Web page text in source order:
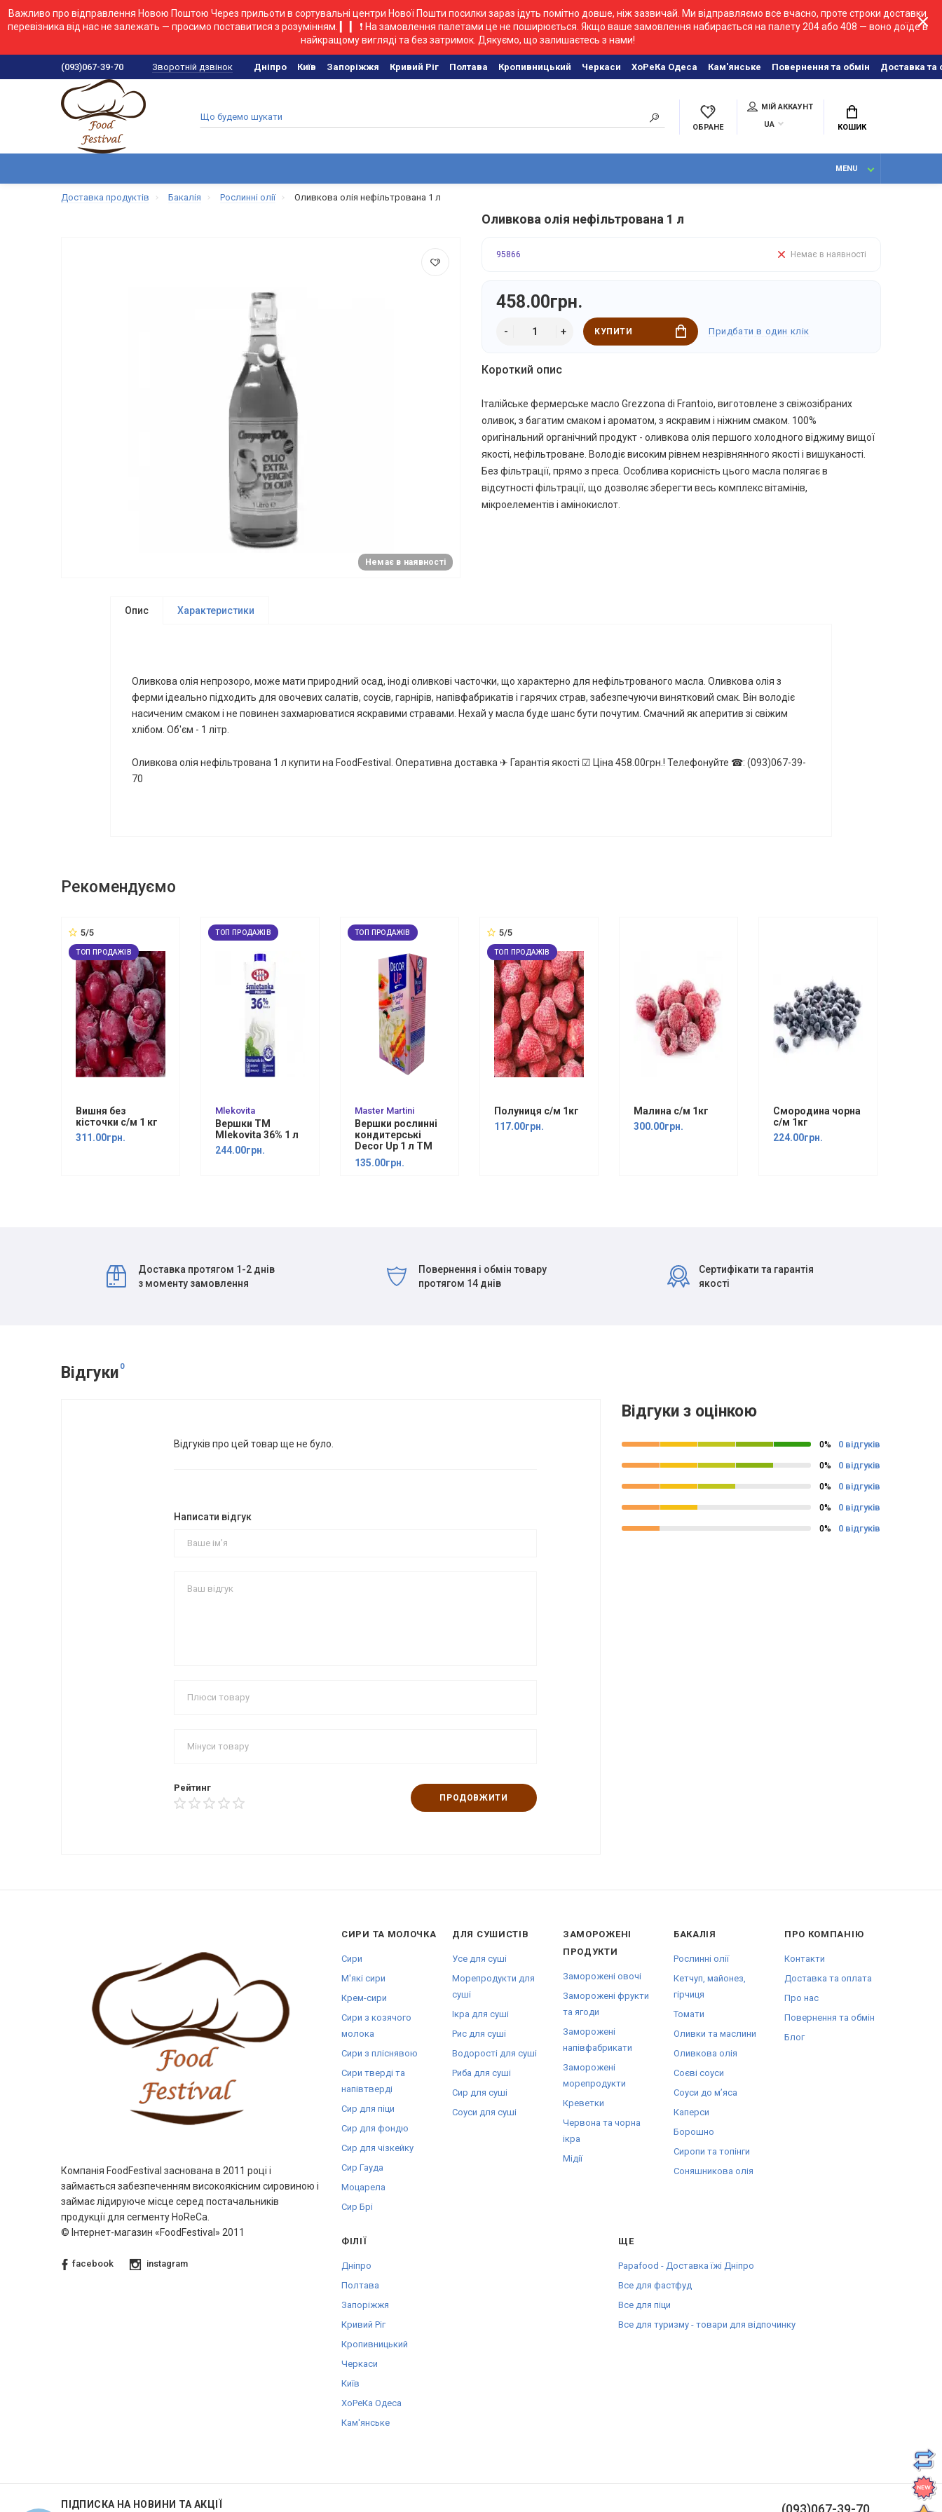
Важливо про відправлення Новою Поштою Через прильоти в сортувальні центри Нової Пошти посилки зараз ідуть помітно довше, ніж зазвичай. Ми відправляємо все вчасно, проте строки доставки
перевізника від нас не залежать — просимо поставитися з розумінням. ▎ ▎ ❗ На замовлення палетами це не поширюється. Якщо ваше замовлення набирається на палету 204 або 408 — воно доїде в
найкращому вигляді та без затримок. Дякуємо, що залишаєтесь з нами!
(093)067-39-70 Зворотній дзвінок Дніпро Київ Запоріжжя Кривий Ріг Полтава Кропивницький Черкаси ХоРеКа Одеса Кам'янське Повернення та обмін Доставка та
ОБРАНЕ
МІЙ АККАУНТ
UA
КОШИК
MENU
Доставка продуктів Бакалія Рослинні олії Оливкова олія нефільтрована 1 л
Оливкова олія нефільтрована 1 л
Немає в наявності
95866 Немає в наявності
458.00грн.
КУПИТИ Придбати в один клік
Короткий опис
Італійське фермерське масло Grezzona di Frantoio, виготовлене з свіжозібраних
оливок, з багатим смаком і ароматом, з яскравим і ніжним смаком. 100%
оригінальний органічний продукт - оливкова олія першого холодного віджиму вищої
якості, нефільтроване. Володіє високим рівнем незрівнянного якості і вишуканості.
Без фільтрації, прямо з преса. Особлива корисність цього масла полягає в
відсутності фільтрації, що дозволяє зберегти весь комплекс вітамінів,
мікроелементів і амінокислот.
Опис Характеристики
Оливкова олія непрозоро, може мати природний осад, іноді оливкові часточки, що характерно для нефільтрованого масла. Оливкова олія з
ферми ідеально підходить для овочевих салатів, соусів, гарнірів, напівфабрикатів і гарячих страв, забезпечуючи винятковий смак. Він володіє
насиченим смаком і не повинен захмарюватися яскравими стравами. Нехай у масла буде шанс бути почутим. Смачний як аперитив зі свіжим
хлібом. Об'єм - 1 літр.
Оливкова олія нефільтрована 1 л купити на FoodFestival. Оперативна доставка ✈ Гарантія якості ☑ Ціна 458.00грн.! Телефонуйте ☎: (093)067-39-
70
Рекомендуємо
5/5
ТОП ПРОДАЖІВ
Вишня без
кісточки с/м 1 кг
311.00грн.
ТОП ПРОДАЖІВ
Mlekovita
Вершки ТМ
Mlekovita 36% 1 л
244.00грн.
ТОП ПРОДАЖІВ
Master Martini
Вершки рослинні
кондитерські
Decor Up 1 л ТМ
Master Martini
135.00грн.
5/5
ТОП ПРОДАЖІВ
Полуниця с/м 1кг
117.00грн.
Малина с/м 1кг
300.00грн.
Смородина чорна
с/м 1кг
224.00грн.
Доставка протягом 1-2 днів
з моменту замовлення
Повернення і обмін товару
протягом 14 днів
Сертифікати та гарантія
якості
Відгуки 0
Відгуків про цей товар ще не було.
Написати відгук
Рейтинг
ПРОДОВЖИТИ
Відгуки з оцінкою
0% 0 відгуків
0% 0 відгуків
0% 0 відгуків
0% 0 відгуків
0% 0 відгуків
Компанія FoodFestival заснована в 2011 році і
займається забезпеченням високоякісним сировиною і
займає лідируюче місце серед постачальників
продукції для сегменту HoReCa.
© Інтернет-магазин «FoodFestival» 2011
facebook instagram
СИРИ ТА МОЛОЧКА
Сири
М'які сири
Крем-сири
Сири з козячого
молока
Сири з пліснявою
Сири тверді та
напівтверді
Сир для піци
Сир для фондю
Сир для чізкейку
Сир Гауда
Моцарела
Сир Брі
ДЛЯ СУШИСТІВ
Усе для суші
Морепродукти для
суші
Ікра для суші
Рис для суші
Водорості для суші
Риба для суші
Сир для суші
Соуси для суші
ЗАМОРОЖЕНІ
ПРОДУКТИ
Заморожені овочі
Заморожені фрукти
та ягоди
Заморожені
напівфабрикати
Заморожені
морепродукти
Креветки
Червона та чорна
ікра
Мідії
БАКАЛІЯ
Рослинні олії
Кетчуп, майонез,
гірчиця
Томати
Оливки та маслини
Оливкова олія
Соєві соуси
Соуси до мʼяса
Каперси
Борошно
Сиропи та топінги
Соняшникова олія
ПРО КОМПАНІЮ
Контакти
Доставка та оплата
Про нас
Повернення та обмін
Блог
ФІЛІЇ
Дніпро
Полтава
Запоріжжя
Кривий Ріг
Кропивницький
Черкаси
Київ
ХоРеКа Одеса
Кам'янське
ЩЕ
Papafood - Доставка їжі Дніпро
Все для фастфуд
Все для піци
Все для туризму - товари для відпочинку
ПІДПИСКА НА НОВИНИ ТА АКЦІЇ (093)067-39-70